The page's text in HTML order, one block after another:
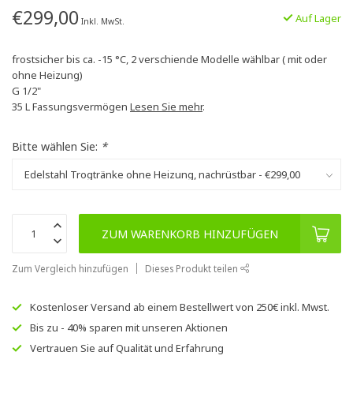
€299,00 Inkl. MwSt. Auf Lager
frostsicher bis ca. -15 °C, 2 verschiende Modelle wählbar ( mit oder
ohne Heizung)
G 1/2"
35 L Fassungsvermögen Lesen Sie mehr.
Bitte wählen Sie: *
ZUM WARENKORB HINZUFÜGEN
Zum Vergleich hinzufügen Dieses Produkt teilen
Kostenloser Versand ab einem Bestellwert von 250€inkl. Mwst.
Bis zu - 40% sparen mit unseren Aktionen
Vertrauen Sie aufQualität und Erfahrung